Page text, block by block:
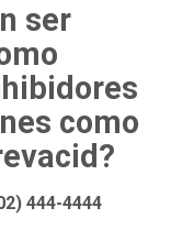
ser
como
444-4444